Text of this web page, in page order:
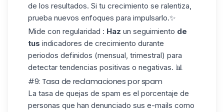
de los resultados. Si tu crecimiento se ralentiza,
prueba nuevos enfoques para impulsarlo.✨
Mide con regularidad : Haz un seguimiento de
tus indicadores de crecimiento durante
periodos definidos (mensual, trimestral) para
detectar tendencias positivas o negativas. 📊
#9: Tasa de reclamaciones por spam
La tasa de quejas de spam es el porcentaje de
personas que han denunciado sus e-mails como